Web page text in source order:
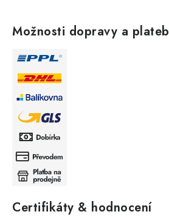
Možnosti dopravy a plateb
Certifikáty & hodnocení